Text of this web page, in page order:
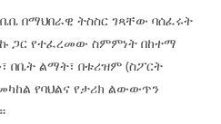
በማህበራዊ ትስስር ገጻቸው ባሰፈሩት
ጋር የተፈረመው ስምምነት በከተማ
በቤት ልማት፣ በቱሪዝም (ስፖርት
የባህልና የታሪክ ልውውጥን